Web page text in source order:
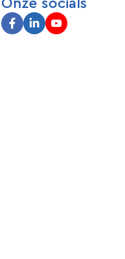
Onze socials